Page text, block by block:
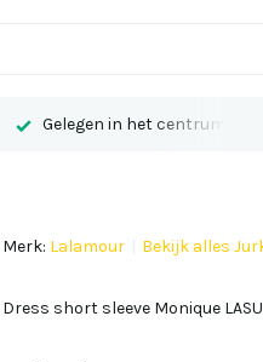
Gelegen in het centrum van
Merk: Lalamour Bekijk alles
Dress short sleeve Monique